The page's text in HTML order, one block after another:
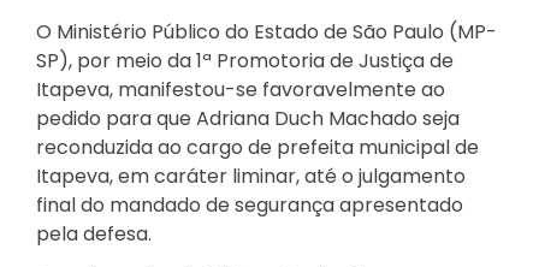
O Ministério Público do Estado de São Paulo (MP-
SP), por meio da 1ª Promotoria de Justiça de
Itapeva, manifestou-se favoravelmente ao
pedido para que Adriana Duch Machado seja
reconduzida ao cargo de prefeita municipal de
Itapeva, em caráter liminar, até o julgamento
final do mandado de segurança apresentado
pela defesa.